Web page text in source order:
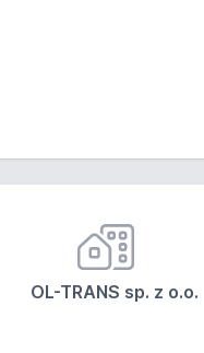
OL-TRANS sp. z o.o.